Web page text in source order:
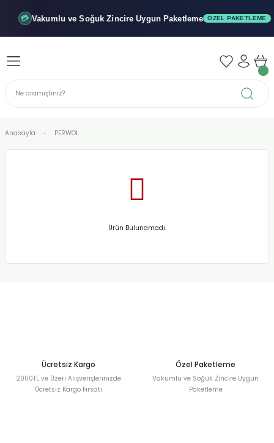
💳 Vakumlu ve SoğukZincire Uygun Paketleme ÖZEL PAKETLEME
Geri Dön
Geri Dön
Geri Dön
Anasayfa PERWOL
Ürün Bulunamadı.
Ücretsiz Kargo
2000TL ve Üzeri Alışverişlerinizde
Ücretsiz Kargo Fırsatı
Özel Paketleme
Vakumlu ve Soğuk Zincire Uygun
Paketleme